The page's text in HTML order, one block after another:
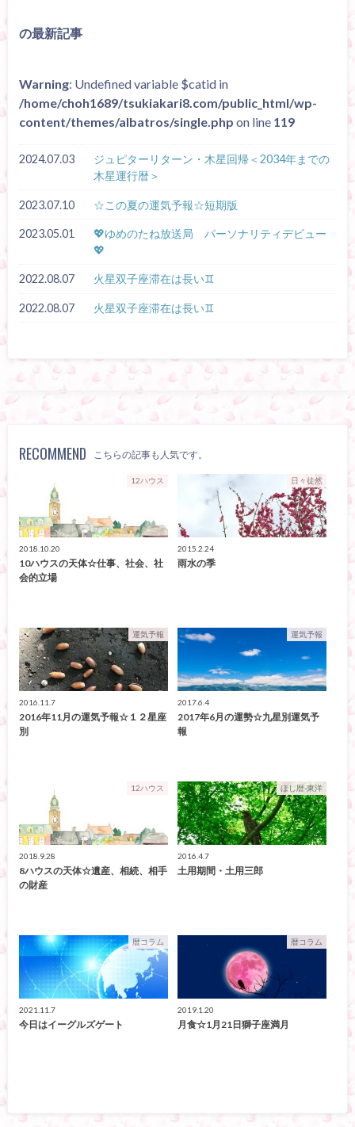
の最新記事
Warning: Undefined variable $catid in
/home/choh1689/tsukiakari8.com/public_html/wp-
content/themes/albatros/single.php on line 119
2024.07.03
ジュピターリターン・木星回帰＜2034年までの
木星運行暦＞
2023.07.10 ☆この夏の運気予報☆短期版
2023.05.01
💖ゆめのたね放送局 パーソナリティデビュー
💖
2022.08.07 火星双子座滞在は長い♊
2022.08.07 火星双子座滞在は長い♊
RECOMMEND こちらの記事も人気です。
12ハウス
2018.10.20
10ハウスの天体☆仕事、社会、社
会的立場
日々徒然
2015.2.24
雨水の季
運気予報
2016.11.7
2016年11月の運気予報☆１２星座
別
運気予報
2017.6.4
2017年6月の運勢☆九星別運気予
報
12ハウス
2018.9.28
8ハウスの天体☆遺産、相続、相手
の財産
ほし暦-東洋
2016.4.7
土用期間・土用三郎
暦コラム
2021.11.7
今日はイーグルズゲート
暦コラム
2019.1.20
月食☆1月21日獅子座満月